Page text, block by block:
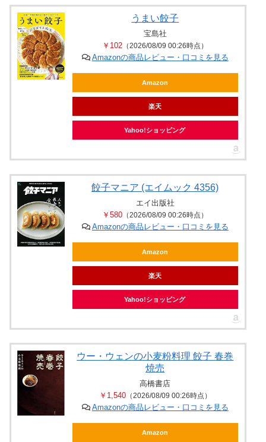
うまい餃子
宝島社
￥102 （2026/08/09 00:26時点）
Amazonの商品レビュー・口コミを見る
Amazon
楽天
Yahoo!ショッピング
餃子マニア (エイムック 4356)
エイ出版社
￥580 （2026/08/09 00:26時点）
Amazonの商品レビュー・口コミを見る
Amazon
楽天
Yahoo!ショッピング
ウー・ウェンの小麦粉料理 餃子 春巻
焼売
高橋書店
￥1,540（2026/08/09 00:26時点）
Amazonの商品レビュー・口コミを見る
Amazon